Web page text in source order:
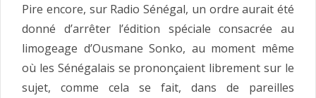
Pire encore, sur Radio Sénégal, un ordre aurait été
donné d’arrêter l’édition spéciale consacrée au
limogeage d’Ousmane Sonko, au moment même
où les Sénégalais se prononçaient librement sur le
sujet, comme cela se fait, dans de pareilles